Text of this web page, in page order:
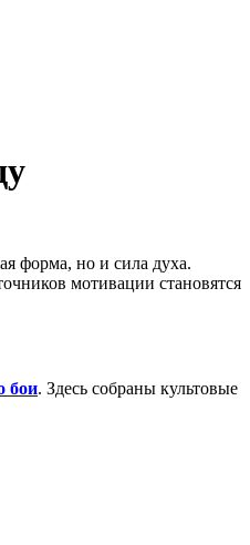
форма, но и сила духа.
мотивации становятся
бои. Здесь собраны культовые